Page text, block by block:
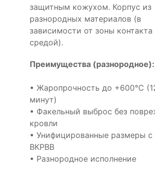
защитным кожухом. Корпус из
разнородных материалов (в
зависимости от зоны контакта
средой).
Преимущества (разнородное):
• Жаропрочность до +600°С
минут)
• Факельный выброс без
кровли
• Унифицированные размеры с
ВКРВВ
• Разнородное исполнение